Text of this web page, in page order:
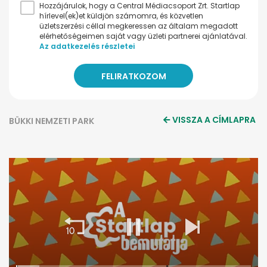
Hozzájárulok, hogy a Central Médiacsoport Zrt. Startlap
hírlevel(ek)et küldjön számomra, és közvetlen
üzletszerzési céllal megkeressen az általam megadott
elérhetőségeimen saját vagy üzleti partnerei ajánlatával.
Az adatkezelés részletei
BÜKKI NEMZETI PARK VISSZA A CÍMLAPRA